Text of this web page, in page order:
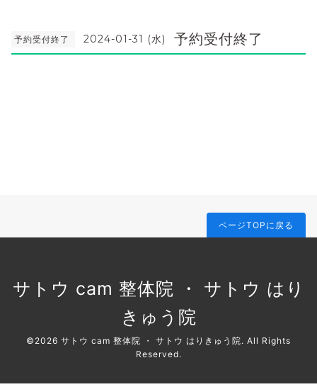
予約受付終了 2024-01-31 (水) 予約受付終了
ページTOPに戻る
サトウ cam 整体院 ・ サトウ はり
きゅう院
©2026 サトウ cam 整体院 ・ サトウ はりきゅう院. All Rights
Reserved.